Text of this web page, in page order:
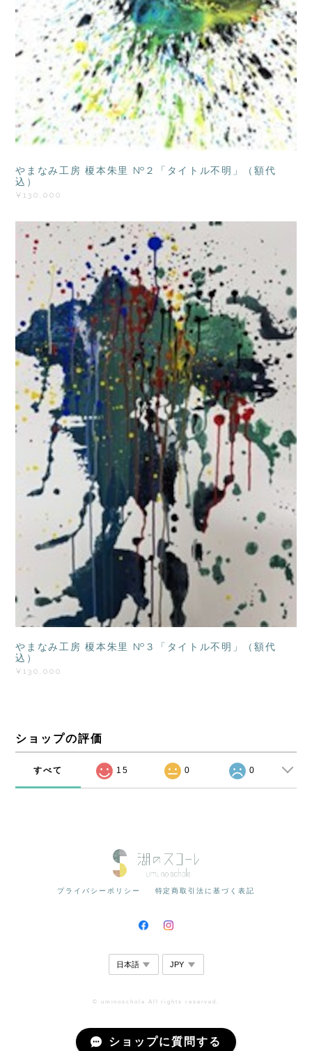
やまなみ工房 榎本朱里 №２「タイトル不明」（額代
込）
¥130,000
やまなみ工房 榎本朱里 №３「タイトル不明」（額代
込）
¥130,000
ショップの評価
すべて 15 0 0
プライバシーポリシー 特定商取引法に基づく表記
© uminoschole All rights reserved.
ショップに質問する